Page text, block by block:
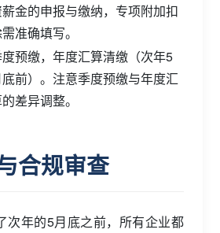
金的申报与缴纳，专项附加扣
准确填写。
预缴，年度汇算清缴（次年5
前）。注意季度预缴与年度汇
差异调整。
合规审查
次年的5月底之前，所有企业都